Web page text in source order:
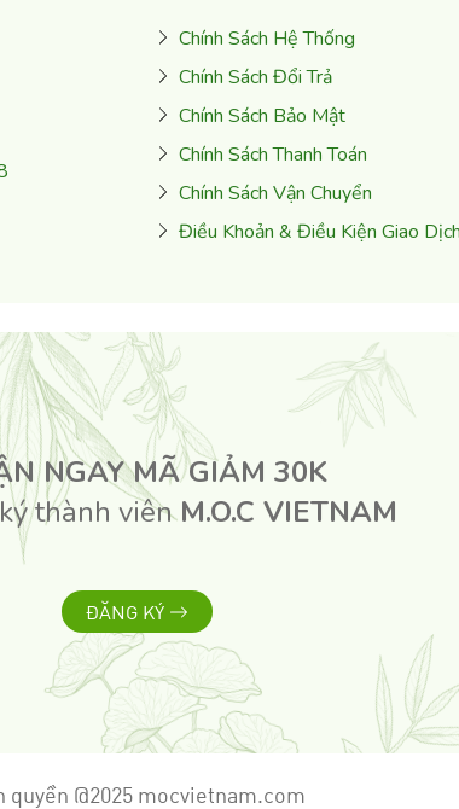
Chính Sách Hệ Thống
Chính Sách Đổi Trả
Chính Sách Bảo Mật
Chính Sách Thanh Toán
Chính Sách Vận Chuyển
Điều Khoản & Điều Kiện Giao Dịch
NGAY MÃ GIẢM 30K
thành viênM.O.C VIETNAM
ĐĂNG KÝ
quyền @2025 mocvietnam.com